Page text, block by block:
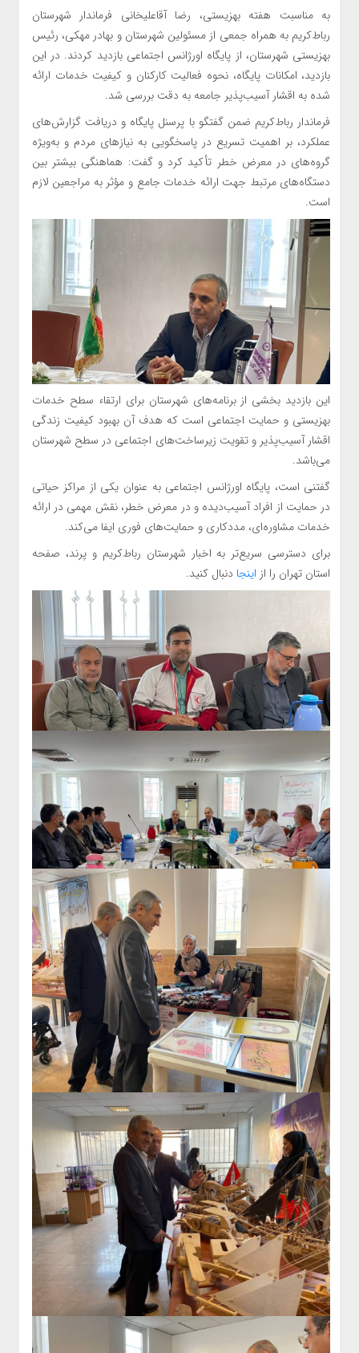
به مناسبت هفته بهزیستی، رضا آقاعلیخانی فرماندار شهرستان
رباط‌کریم به همراه جمعی از مسئولین شهرستان و بهادر مهکی، رئیس
بهزیستی شهرستان، از پایگاه اورژانس اجتماعی بازدید کردند. در این
بازدید، امکانات پایگاه، نحوه فعالیت کارکنان و کیفیت خدمات ارائه
شده به اقشار آسیب‌پذیر جامعه به دقت بررسی شد.
️فرماندار رباط‌کریم ضمن گفتگو با پرسنل پایگاه و دریافت گزارش‌های
عملکرد، بر اهمیت تسریع در پاسخگویی به نیازهای مردم و به‌ویژه
گروه‌های در معرض خطر تأکید کرد و گفت: هماهنگی بیشتر بین
دستگاه‌های مرتبط جهت ارائه خدمات جامع و مؤثر به مراجعین لازم
است.
️این بازدید بخشی از برنامه‌های شهرستان برای ارتقاء سطح خدمات
بهزیستی و حمایت اجتماعی است که هدف آن بهبود کیفیت زندگی
اقشار آسیب‌پذیر و تقویت زیرساخت‌های اجتماعی در سطح شهرستان
می‌باشد.
️گفتنی است، پایگاه اورژانس اجتماعی به عنوان یکی از مراکز حیاتی
در حمایت از افراد آسیب‌دیده و در معرض خطر، نقش مهمی در ارائه
خدمات مشاوره‌ای، مددکاری و حمایت‌های فوری ایفا می‌کند.
برای دسترسی سریع‌تر به اخبار شهرستان رباط‌کریم و پرند، صفحه
استان تهران را از اینجا دنبال کنید.